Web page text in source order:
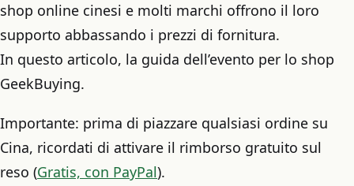
shop online cinesi e molti marchi offrono il loro
supporto abbassando i prezzi di fornitura.
In questo articolo, la guida dell’evento per lo shop
GeekBuying.
Importante: prima di piazzare qualsiasi ordine su
Cina, ricordati di attivare il rimborso gratuito sul
reso (Gratis, con PayPal).